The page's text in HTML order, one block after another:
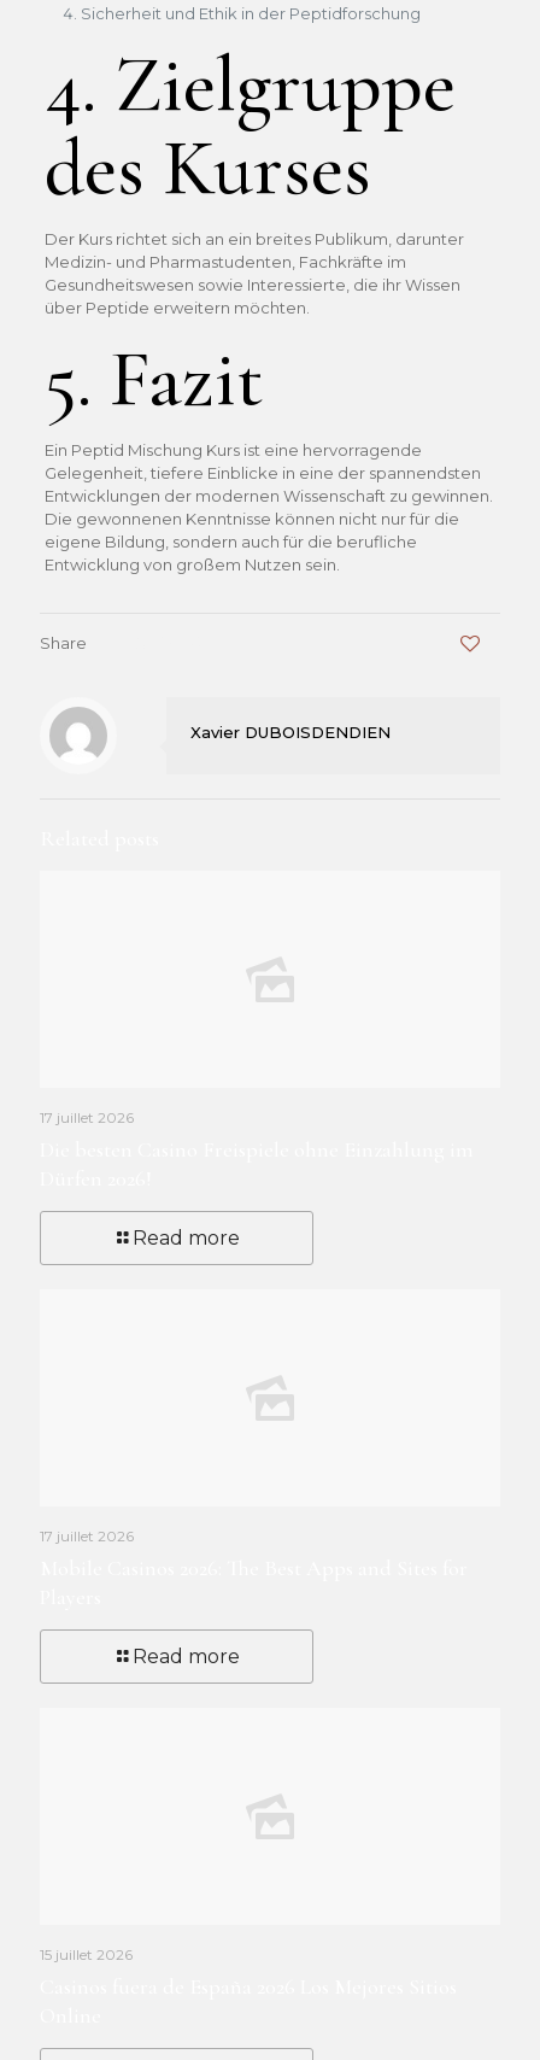
Sicherheit und Ethik in der Peptidforschung
4. Zielgruppe
des Kurses
Der Kurs richtet sich an ein breites Publikum, darunter
Medizin- und Pharmastudenten, Fachkräfte im
Gesundheitswesen sowie Interessierte, die ihr Wissen
über Peptide erweitern möchten.
5. Fazit
Ein Peptid Mischung Kurs ist eine hervorragende
Gelegenheit, tiefere Einblicke in eine der spannendsten
Entwicklungen der modernen Wissenschaft zu gewinnen.
Die gewonnenen Kenntnisse können nicht nur für die
eigene Bildung, sondern auch für die berufliche
Entwicklung von großem Nutzen sein.
Share
Xavier DUBOISDENDIEN
17 juillet 2026
Read more
17 juillet 2026
Read more
15 juillet 2026